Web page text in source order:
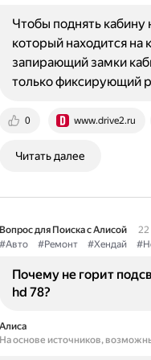
0 www.drive2.ru
Чтобы поднять кабину
который находится на
запирающий замки
только фиксирующий
Читать далее
Вопрос для Поиска с Алисой
22
#Авто
#Ремонт #Хендай
Почему не горит
hd 78?
Алиса
На основе источников,